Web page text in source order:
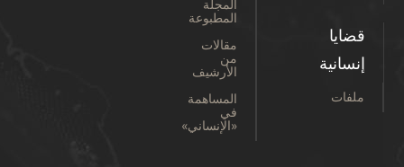
قضايا
إنسانية
ملفات
المجلة
المطبوعة
مقالات
من
الأرشيف
المساهمة
في
«الإنساني»